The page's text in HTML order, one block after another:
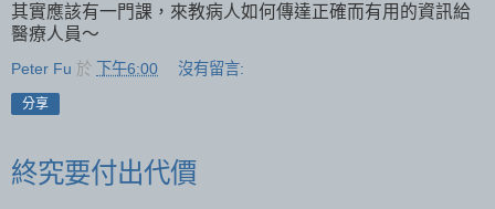
其實應該有一門課，來教病人如何傳達正確而有用的資訊給
醫療人員～
Peter Fu 於 下午6:00 沒有留言:
分享
終究要付出代價